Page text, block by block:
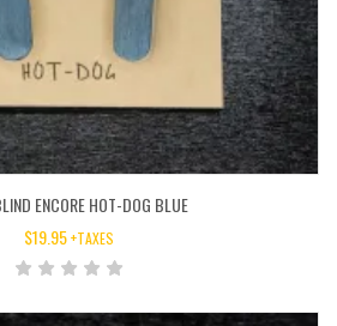
ENCORE HOT-DOG BLUE
$19.95 +TAXES